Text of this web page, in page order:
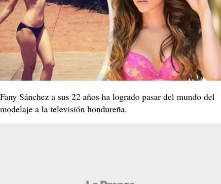
Fany Sánchez a sus 22 años ha logrado pasar del mundo del
modelaje a la televisión hondureña.